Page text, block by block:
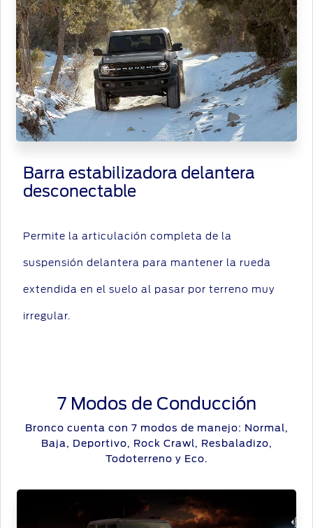
Barra estabilizadora delantera
desconectable
Permite la articulación completa de la
suspensión delantera para mantener la rueda
extendida en el suelo al pasar por terreno muy
irregular.
7 Modos de Conducción
Bronco cuenta con 7 modos de manejo: Normal,
Baja, Deportivo, Rock Crawl, Resbaladizo,
Todoterreno y Eco.